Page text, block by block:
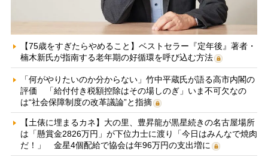
【75歳をすぎたらやめること】ベストセラー『定年後』著者・
楠木新氏が指南する老年期の好循環を呼び込む方法
「何がやりたいのか分からない」竹中平蔵氏が語る高市内閣の
評価 「給付付き税額控除はその場しのぎ」いま不可欠なの
は“社会保障制度の改革議論”と指摘
【土俵に埋まるカネ】大の里、豊昇龍が黒星続きの名古屋場所
は「懸賞金2826万円」が下位力士に渡り「今日はみんなで焼肉
だ！」 金星4個配給で協会は年96万円の支出増に